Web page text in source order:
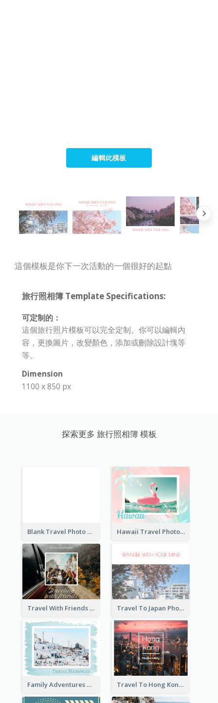
編輯此模板
這個模板是你下一次活動的一個很好的起點
旅行照相簿 Template Specifications:
可定制的：
這個旅行照片模板可以完全定制。你可以編輯內
容，更換圖片，改變顏色，添加或刪除設計塊等
等。
Dimension
1100 x 850 px
探索更多 旅行照相簿 模板
Blank Travel Photo Book Hawaii Travel Photo Book
Travel With Friends Photo Book Travel To Japan Photo Book
Family Adventures Travel Photo Book Travel To Hong Kong Photo Book